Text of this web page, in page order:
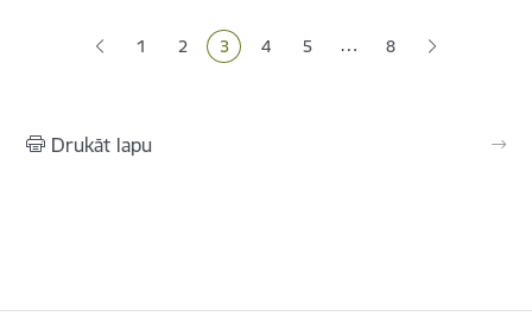
Lapa
1 Lapa
2 Pašreizējā lapa
3 Lapa
4 Lapa
5 … 8
Drukāt lapu